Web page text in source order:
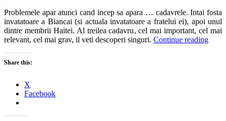
Problemele apar atunci cand incep sa apara … cadavrele. Intai fosta
invatatoare a Biancai (si actuala invatatoare a fratelui ei), apoi unul
dintre membrii Haitei. Al treilea cadavru, cel mai important, cel mai
relevant, cel mai grav, il veti descoperi singuri. Continue reading
Share this:
X
Facebook